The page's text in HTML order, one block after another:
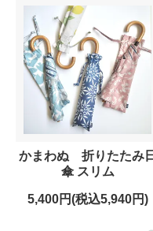
かまわぬ 折りたたみ日
傘 スリム
5,400円(税込5,940円)